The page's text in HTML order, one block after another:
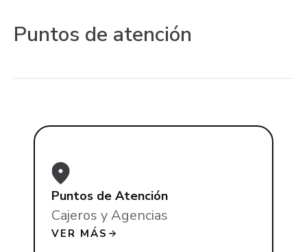
Puntos de atención
Puntos de Atención
Cajeros y Agencias
VER MÁS